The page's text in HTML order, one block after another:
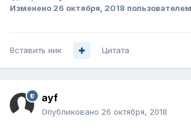
Изменено 26 октября, 2018
Вставить ник Цитата
ayf
Опубликовано 26 октября, 2018